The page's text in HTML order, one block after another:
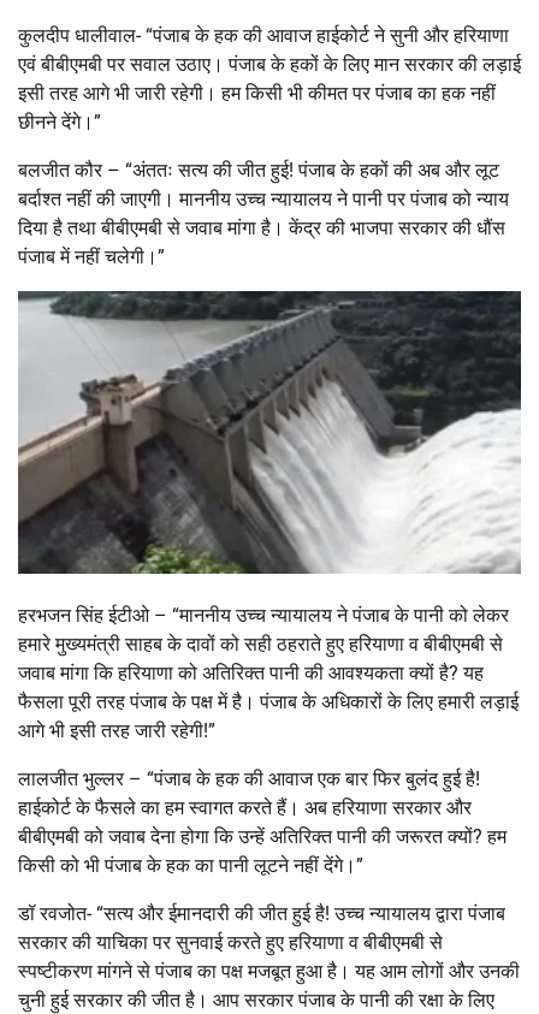
कुलदीप धालीवाल- “पंजाब के हक की आवाज हाईकोर्ट ने सुनी और हरियाणा
एवं बीबीएमबी पर सवाल उठाए। पंजाब के हकों के लिए मान सरकार की लड़ाई
इसी तरह आगे भी जारी रहेगी। हम किसी भी कीमत पर पंजाब का हक नहीं
छीनने देंगे।”
बलजीत कौर – “अंततः सत्य की जीत हुई! पंजाब के हकों की अब और लूट
बर्दाश्त नहीं की जाएगी। माननीय उच्च न्यायालय ने पानी पर पंजाब को न्याय
दिया है तथा बीबीएमबी से जवाब मांगा है। केंद्र की भाजपा सरकार की धौंस
पंजाब में नहीं चलेगी।”
हरभजन सिंह ईटीओ – “माननीय उच्च न्यायालय ने पंजाब के पानी को लेकर
हमारे मुख्यमंत्री साहब के दावों को सही ठहराते हुए हरियाणा व बीबीएमबी से
जवाब मांगा कि हरियाणा को अतिरिक्त पानी की आवश्यकता क्यों है? यह
फैसला पूरी तरह पंजाब के पक्ष में है। पंजाब के अधिकारों के लिए हमारी लड़ाई
आगे भी इसी तरह जारी रहेगी!”
लालजीत भुल्लर – “पंजाब के हक की आवाज एक बार फिर बुलंद हुई है!
हाईकोर्ट के फैसले का हम स्वागत करते हैं। अब हरियाणा सरकार और
बीबीएमबी को जवाब देना होगा कि उन्हें अतिरिक्त पानी की जरूरत क्यों? हम
किसी को भी पंजाब के हक का पानी लूटने नहीं देंगे।”
डॉ रवजोत- “सत्य और ईमानदारी की जीत हुई है! उच्च न्यायालय द्वारा पंजाब
सरकार की याचिका पर सुनवाई करते हुए हरियाणा व बीबीएमबी से
स्पष्टीकरण मांगने से पंजाब का पक्ष मजबूत हुआ है। यह आम लोगों और उनकी
चुनी हुई सरकार की जीत है। आप सरकार पंजाब के पानी की रक्षा के लिए